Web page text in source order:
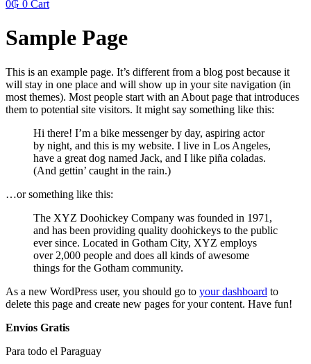
0₲ 0 Cart
Sample Page
This is an example page. It’s different from a blog post because it
will stay in one place and will show up in your site navigation (in
most themes). Most people start with an About page that introduces
them to potential site visitors. It might say something like this:
Hi there! I’m a bike messenger by day, aspiring actor
by night, and this is my website. I live in Los Angeles,
have a great dog named Jack, and I like piña coladas.
(And gettin’ caught in the rain.)
…or something like this:
The XYZ Doohickey Company was founded in 1971,
and has been providing quality doohickeys to the public
ever since. Located in Gotham City, XYZ employs
over 2,000 people and does all kinds of awesome
things for the Gotham community.
As a new WordPress user, you should go to your dashboard to
delete this page and create new pages for your content. Have fun!
Envíos Gratis
Para todo el Paraguay